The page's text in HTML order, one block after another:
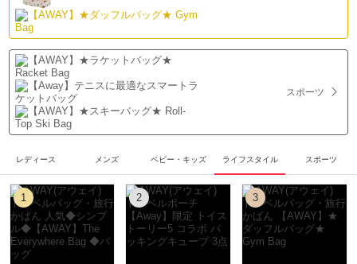
スポーツ
レディース メンズ ベビー・キッズ ライフスタイル スポーツ
1 2 3